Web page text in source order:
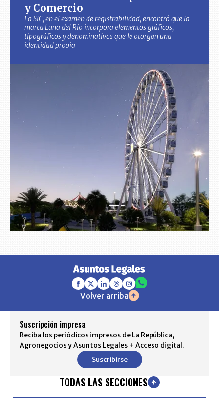
y Comercio
La SIC, en el examen de registrabilidad, encontró que la
marca Luna del Río incorpora elementos gráficos,
tipográficos y denominativos que le otorgan una
identidad propia
Volver arriba
Suscripción impresa
Reciba los periódicos impresos de La República,
Agronegocios y Asuntos Legales + Acceso digital.
Suscribirse
TODAS LAS SECCIONES